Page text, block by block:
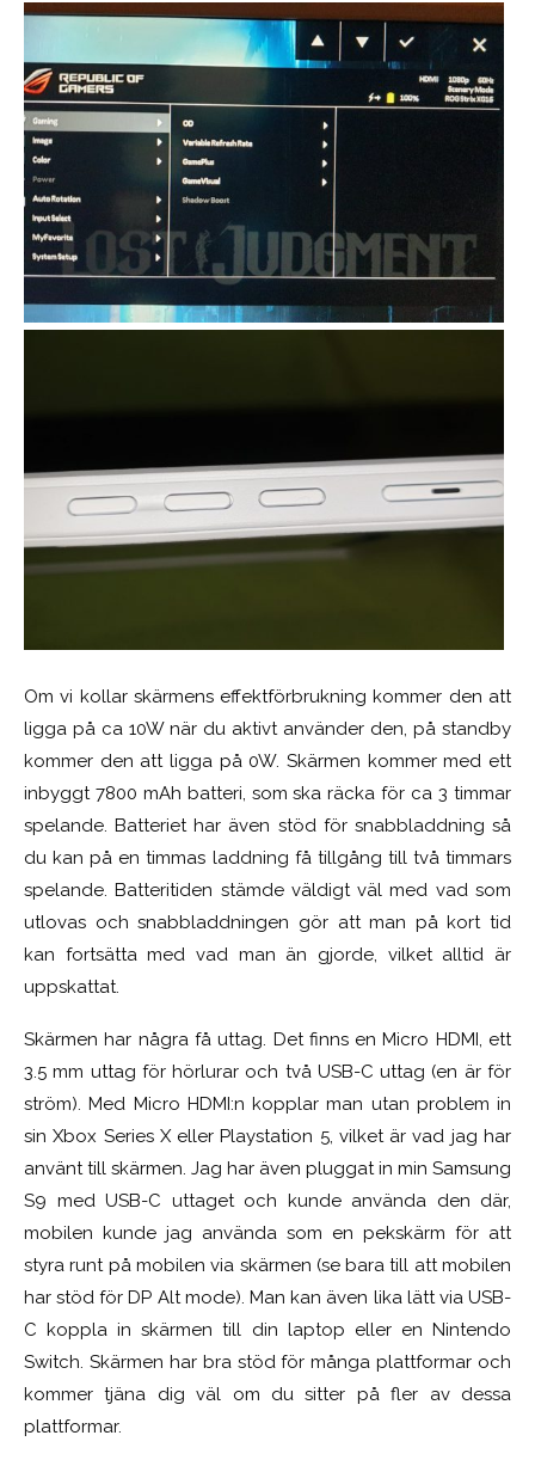
Om vi kollar skärmens effektförbrukning kommer den att
ligga på ca 10W när du aktivt använder den, på standby
kommer den att ligga på 0W. Skärmen kommer med ett
inbyggt 7800 mAh batteri, som ska räcka för ca 3 timmar
spelande. Batteriet har även stöd för snabbladdning så
du kan på en timmas laddning få tillgång till två timmars
spelande. Batteritiden stämde väldigt väl med vad som
utlovas och snabbladdningen gör att man på kort tid
kan fortsätta med vad man än gjorde, vilket alltid är
uppskattat.
Skärmen har några få uttag. Det finns en Micro HDMI, ett
3.5 mm uttag för hörlurar och två USB-C uttag (en är för
ström). Med Micro HDMI:n kopplar man utan problem in
sin Xbox Series X eller Playstation 5, vilket är vad jag har
använt till skärmen. Jag har även pluggat in min Samsung
S9 med USB-C uttaget och kunde använda den där,
mobilen kunde jag använda som en pekskärm för att
styra runt på mobilen via skärmen (se bara till att mobilen
har stöd för DP Alt mode). Man kan även lika lätt via USB-
C koppla in skärmen till din laptop eller en Nintendo
Switch. Skärmen har bra stöd för många plattformar och
kommer tjäna dig väl om du sitter på fler av dessa
plattformar.